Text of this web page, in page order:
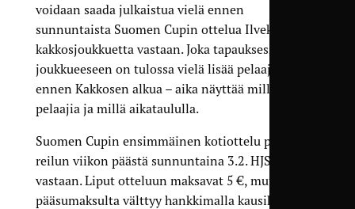
voidaan saada julkaistua vielä ennen
sunnuntaista Suomen Cupin ottelua Ilveksen
kakkosjoukkuetta vastaan. Joka tapauksessa
joukkueeseen on tulossa vielä lisää pelaajia
ennen Kakkosen alkua – aika näyttää millaisia
pelaajia ja millä aikataululla.
Suomen Cupin ensimmäinen kotiottelu pelataan
reilun viikon päästä sunnuntaina 3.2. HJS:ää
vastaan. Liput otteluun maksavat 5 €, mutta
pääsumaksulta välttyy hankkimalla kausikortin